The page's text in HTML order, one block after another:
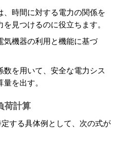
、時間に対する電力の関係を
見つけるのに役立ちます。
気機器の利用と機能に基づ
数を用いて、安全な電力シス
を出す。
荷計算
する具体例として、次の式が